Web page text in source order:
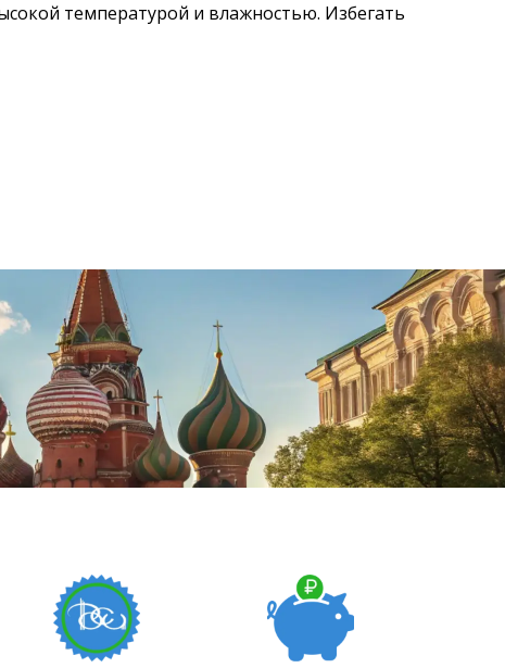
температурой и влажностью. Избегать